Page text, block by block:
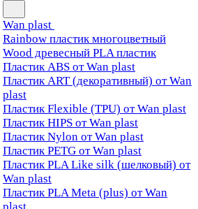
Wan plast
Rainbow пластик многоцветный
Wood древесный PLA пластик
Пластик ABS от Wan plast
Пластик ART (декоративный) от Wan
plast
Пластик Flexible (TPU) от Wan plast
Пластик HIPS от Wan plast
Пластик Nylon от Wan plast
Пластик PETG от Wan plast
Пластик PLA Like silk (шелковый) от
Wan plast
Пластик PLA Meta (plus) от Wan